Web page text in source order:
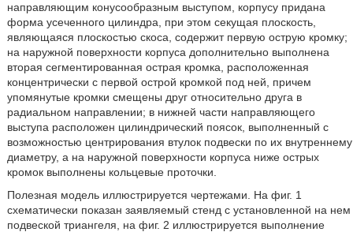
направляющим конусообразным выступом, корпусу придана
форма усеченного цилиндра, при этом секущая плоскость,
являющаяся плоскостью скоса, содержит первую острую кромку;
на наружной поверхности корпуса дополнительно выполнена
вторая сегментированная острая кромка, расположенная
концентрически с первой острой кромкой под ней, причем
упомянутые кромки смещены друг относительно друга в
радиальном направлении; в нижней части направляющего
выступа расположен цилиндрический поясок, выполненный с
возможностью центрирования втулок подвески по их внутреннему
диаметру, а на наружной поверхности корпуса ниже острых
кромок выполнены кольцевые проточки.
Полезная модель иллюстрируется чертежами. На фиг. 1
схематически показан заявляемый стенд с установленной на нем
подвеской триангеля, на фиг. 2 иллюстрируется выполнение